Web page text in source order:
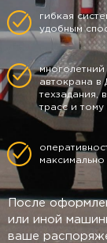
гибкая
удобным
автокрана в
техзадания,
трасс и
После
или иной
ваше